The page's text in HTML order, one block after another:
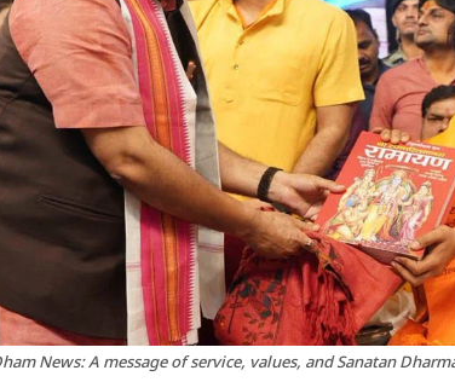
News: A message of service, values, and Sanatan